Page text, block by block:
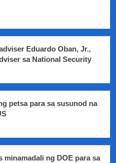
Eduardo Oban, Jr.,
sa National Security
petsa para sa susunod na
minamadali ng DOE para sa